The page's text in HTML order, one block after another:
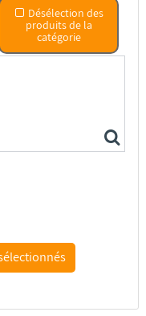
Désélection des
produits de la
catégorie
bouche...